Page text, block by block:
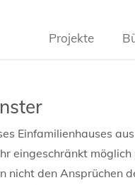
Projekte
Einfamilienhauses
eingeschränkt
nicht den Ansprüchen